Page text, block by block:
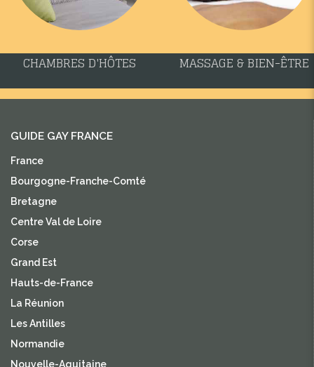
CHAMBRES D'HÔTES MASSAGE & BIEN-ÊTRE
GUIDE GAY FRANCE
France
Bourgogne-Franche-Comté
Bretagne
Centre Val de Loire
Corse
Grand Est
Hauts-de-France
La Réunion
Les Antilles
Normandie
Nouvelle-Aquitaine